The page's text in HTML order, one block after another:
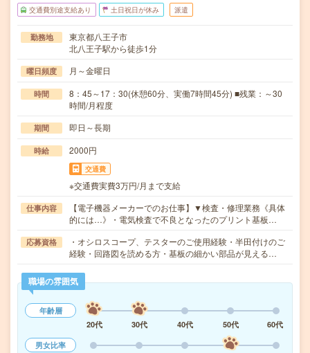
交通費別途支給あり 土日祝日が休み 派遣
勤務地
東京都八王子市
北八王子駅から徒歩1分
曜日頻度 月～金曜日
時間
8：45～17：30(休憩60分、実働7時間45分) ■残業：～30
時間/月程度
期間 即日～長期
時給 2000円
交通費
※交通費実費3万円/月まで支給
仕事内容
【電子機器メーカーでのお仕事】▼検査・修理業務《具体
的には…》・電気検査で不良となったのプリント基板…
応募資格
・オシロスコープ、テスターのご使用経験・半田付けのご
経験・回路図を読める方・基板の細かい部品が見える…
職場の雰囲気
年齢層
20代
30代 40代 50代
60代
男女比率